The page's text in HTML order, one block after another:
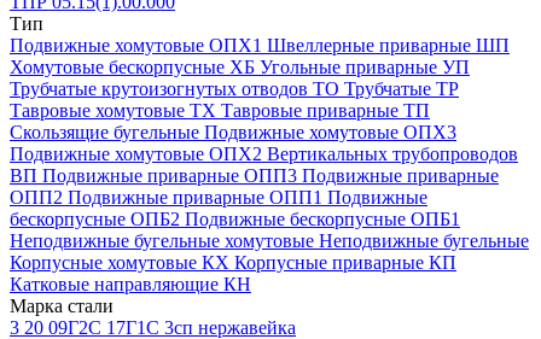
Тип
Подвижные хомутовые ОПХ1 Швеллерные приварные ШП
Хомутовые бескорпусные ХБ Угольные приварные УП
Трубчатые крутоизогнутых отводов ТО Трубчатые ТР
Тавровые хомутовые ТХ Тавровые приварные ТП
Скользящие бугельные Подвижные хомутовые ОПХ3
Подвижные хомутовые ОПХ2 Вертикальных трубопроводов
ВП Подвижные приварные ОПП3 Подвижные приварные
ОПП2 Подвижные приварные ОПП1 Подвижные
бескорпусные ОПБ2 Подвижные бескорпусные ОПБ1
Неподвижные бугельные хомутовые Неподвижные бугельные
Корпусные хомутовые КХ Корпусные приварные КП
Катковые направляющие КН
Марка стали
3 20 09Г2С 17Г1С 3сп нержавейка